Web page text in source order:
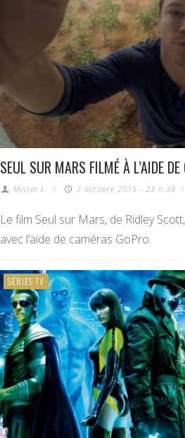
SEUL SUR MARS FILMÉ À L’AIDE DE
Mister L. / 2 octobre 2015 - 23 h 38 /
Le film Seul sur Mars, de Ridley
avec l’aide de caméras GoPro.
SÉRIES TV